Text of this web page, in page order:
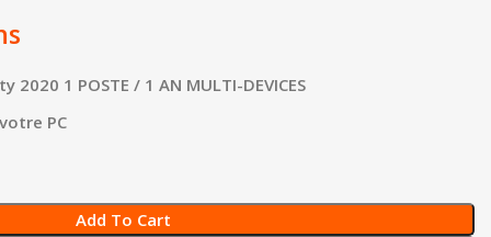
2020 1 POSTE / 1 AN MULTI-DEVICES
PC
Add To Cart